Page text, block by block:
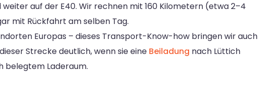
auf der E40. Wir rechnen mit 160 Kilometern (etwa 2–4
mit Rückfahrt am selben Tag.
Europas – dieses Transport-Know-how bringen wir auch
Strecke deutlich, wenn sie eine Beiladung nach Lüttich
belegtem Laderaum.